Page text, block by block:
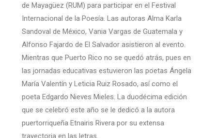
de Mayagüez (RUM) para participar en el Festival
Internacional de la Poesía. Las autoras Alma Karla
Sandoval de México, Vania Vargas de Guatemala y
Alfonso Fajardo de El Salvador asistieron al evento.
Mientras que Puerto Rico no se quedó atrás, pues en
las jornadas educativas estuvieron las poetas Ángela
María Valentín y Leticia Ruiz Rosado, así como el
poeta Edgardo Nieves Mieles. La duodécima edición
que se celebró este año se le dedicó a la autora
puertorriqueña Etnairis Rivera por su extensa
trayectoria en las letras.